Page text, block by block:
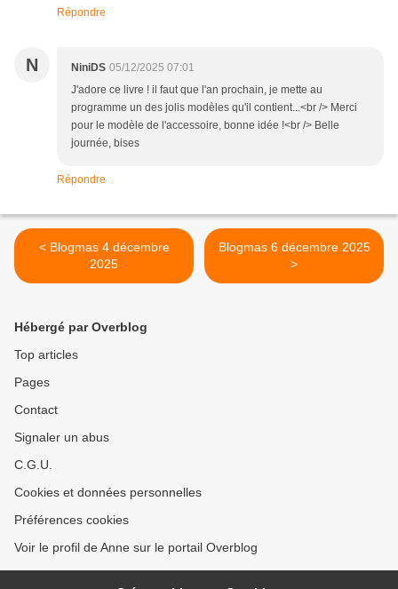
Répondre
N NiniDS 05/12/2025 07:01
J'adore ce livre ! il faut que l'an prochain, je mette au
programme un des jolis modèles qu'il contient...<br /> Merci
pour le modèle de l'accessoire, bonne idée !<br /> Belle
journée, bises
Répondre
< Blogmas 4 décembre
2025
Blogmas 6 décembre 2025
>
Hébergé par Overblog
Top articles
Pages
Contact
Signaler un abus
C.G.U.
Cookies et données personnelles
Préférences cookies
Voir le profil de Anne sur le portail Overblog